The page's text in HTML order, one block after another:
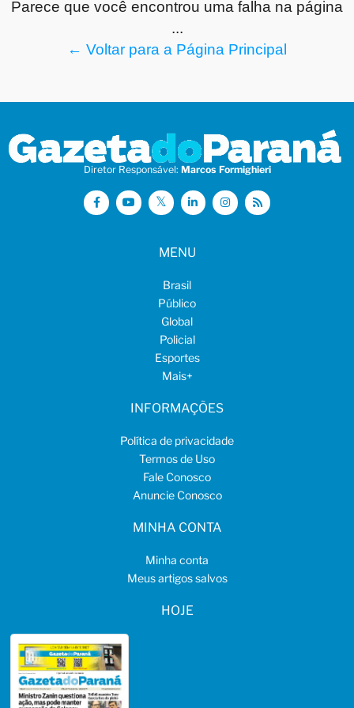
Parece que você encontrou uma falha na página
...
← Voltar para a Página Principal
Diretor Responsável: Marcos Formighieri
MENU
Brasil
Público
Global
Policial
Esportes
Mais+
INFORMAÇÕES
Política de privacidade
Termos de Uso
Fale Conosco
Anuncie Conosco
MINHA CONTA
Minha conta
Meus artigos salvos
HOJE